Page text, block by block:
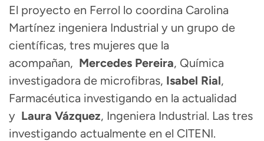
El proyecto en Ferrol lo coordina Carolina
Martínez ingeniera Industrial y un grupo de
científicas, tres mujeres que la
acompañan, Mercedes Pereira, Química
investigadora de microfibras, Isabel Rial,
Farmacéutica investigando en la actualidad
y Laura Vázquez, Ingeniera Industrial. Las tres
investigando actualmente en el CITENI.